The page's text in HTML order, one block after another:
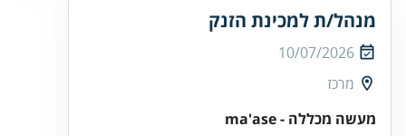
מנהל/ת למכינת הזנק
10/07/2026
מרכז
מעשה מכללה - ma'ase